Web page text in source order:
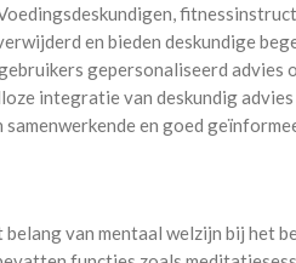
en bieden deskundige
gepersonaliseerd advies
integratie van deskundig advies
en goed
van mentaal welzijn bij het